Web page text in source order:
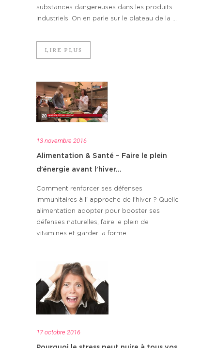
substances dangereuses dans les produits
industriels. On en parle sur le plateau de la ...
LIRE PLUS
13 novembre 2016
Alimentation & Santé – Faire le plein
d’énergie avant l’hiver…
Comment renforcer ses défenses
immunitaires à l' approche de l'hiver ? Quelle
alimentation adopter pour booster ses
défenses naturelles, faire le plein de
vitamines et garder la forme
17 octobre 2016